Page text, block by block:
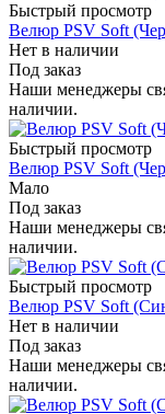
Быстрый просмотр
Велюр PSV Soft
Нет в наличии
Под заказ
Наши менеджеры
наличии.
Быстрый просмотр
Велюр PSV Soft
Мало
Под заказ
Наши менеджеры
наличии.
Быстрый просмотр
Велюр PSV Soft
Нет в наличии
Под заказ
Наши менеджеры
наличии.